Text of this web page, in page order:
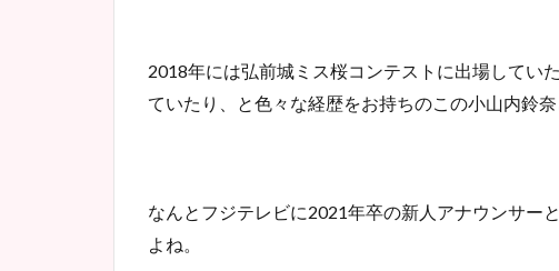
2018年には弘前城ミス桜コンテストに出場してい
ていたり、と色々な経歴をお持ちのこの小山内鈴奈
なんとフジテレビに2021年卒の新人アナウンサー
よね。